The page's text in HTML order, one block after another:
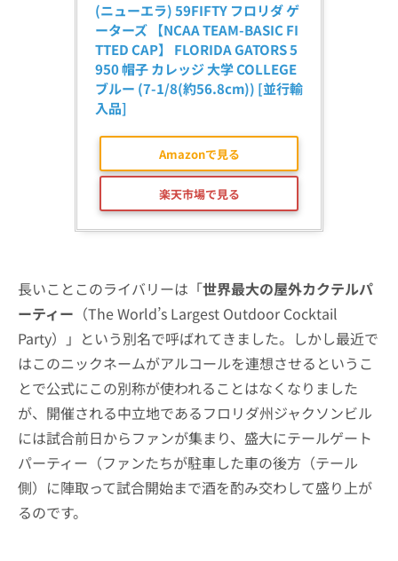
(ニューエラ) 59FIFTY フロリダ ゲ
ーターズ 【NCAA TEAM-BASIC FI
TTED CAP】 FLORIDA GATORS 5
950 帽子 カレッジ 大学 COLLEGE
ブルー (7-1/8(約56.8cm)) [並行輸
入品]
Amazonで見る
楽天市場で見る
長いことこのライバリーは「世界最大の屋外カクテルパ
ーティー （The World’s Largest Outdoor Cocktail
Party）」という別名で呼ばれてきました。しかし最近で
はこのニックネームがアルコールを連想させるというこ
とで公式にこの別称が使われることはなくなりました
が、開催される中立地であるフロリダ州ジャクソンビル
には試合前日からファンが集まり、盛大にテールゲート
パーティー（ファンたちが駐車した車の後方（テール
側）に陣取って試合開始まで酒を酌み交わして盛り上が
るのです。